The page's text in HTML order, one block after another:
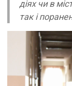
діях чи в
так і